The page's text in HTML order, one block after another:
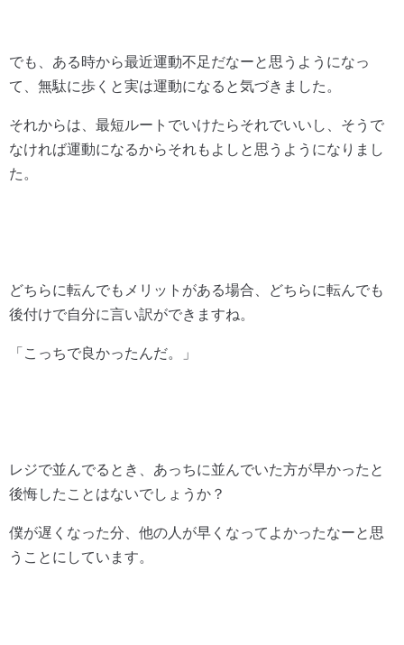
でも、ある時から最近運動不足だなーと思うようになっ
て、無駄に歩くと実は運動になると気づきました。
それからは、最短ルートでいけたらそれでいいし、そうで
なければ運動になるからそれもよしと思うようになりまし
た。
どちらに転んでもメリットがある場合、どちらに転んでも
後付けで自分に言い訳ができますね。
「こっちで良かったんだ。」
レジで並んでるとき、あっちに並んでいた方が早かったと
後悔したことはないでしょうか？
僕が遅くなった分、他の人が早くなってよかったなーと思
うことにしています。